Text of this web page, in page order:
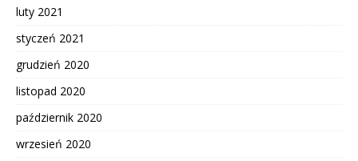
luty 2021
styczeń 2021
grudzień 2020
listopad 2020
październik 2020
wrzesień 2020